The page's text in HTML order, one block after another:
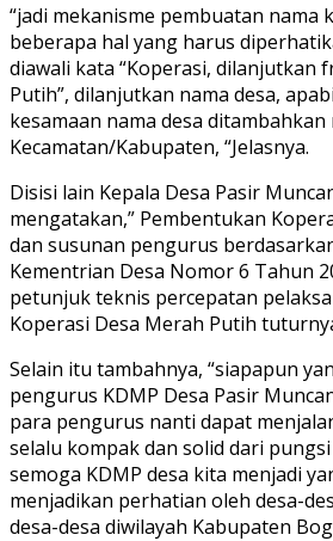
“jadi mekanisme pembuatan nama
beberapa hal yang harus
diawali kata “Koperasi, dilanjutkan
Putih”, dilanjutkan nama desa,
kesamaan nama desa ditambahkan
Kecamatan/Kabupaten, “Jelasnya.
Disisi lain Kepala Desa Pasir
mengatakan,” Pembentukan
dan susunan pengurus
Kementrian Desa Nomor 6 Tahun
petunjuk teknis percepatan
Koperasi Desa Merah Putih
Selain itu tambahnya, “siapapun
pengurus KDMP Desa Pasir
para pengurus nanti dapat
selalu kompak dan solid dari
semoga KDMP desa kita menjadi
menjadikan perhatian oleh desa-
desa-desa diwilayah Kabupaten